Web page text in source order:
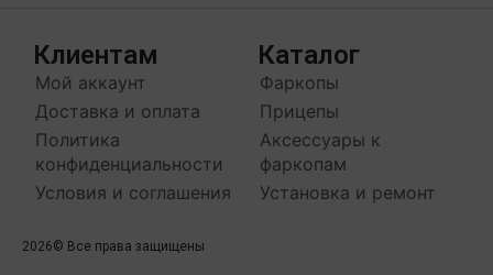
Клиентам
Мой аккаунт
Доставка и оплата
Политика
конфиденциальности
Условия и соглашения
Каталог
Фаркопы
Прицепы
Аксессуары к
фаркопам
Установка и ремонт
2026© Все права защищены